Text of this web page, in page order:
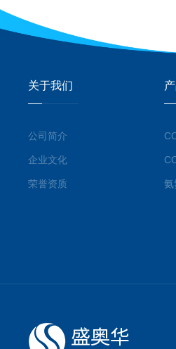
关于我们
公司简介
企业文化
荣誉资质 氨